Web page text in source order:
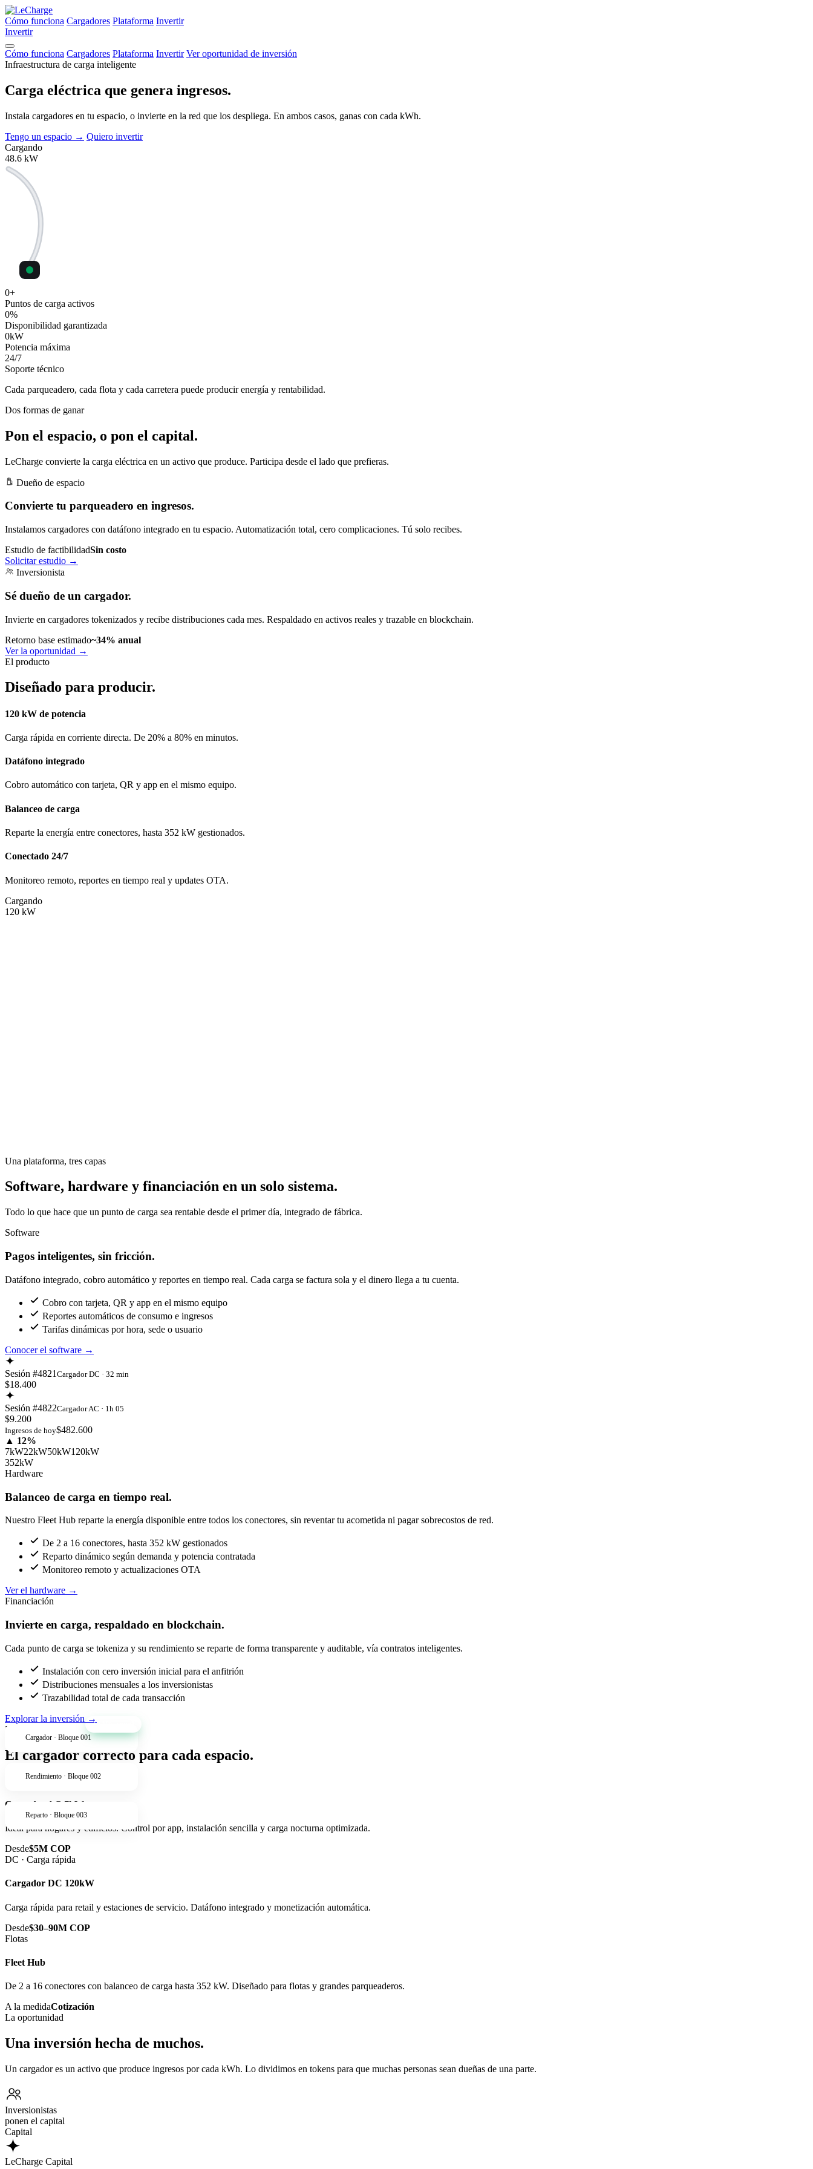
Cómo funciona Cargadores Plataforma Invertir
Invertir
Cómo funciona Cargadores Plataforma Invertir Ver oportunidad de inversión
Infraestructura de carga inteligente
Carga eléctrica que genera ingresos.
Instala cargadores en tu espacio, o invierte en la red que los despliega. En ambos casos, ganas con cada kWh.
Tengo un espacio → Quiero invertir
Cargando
48.6 kW
0+
Puntos de carga activos
0%
Disponibilidad garantizada
0kW
Potencia máxima
24/7
Soporte técnico
Cada parqueadero, cada flota y cada carretera puede producirenergía y rentabilidad.
Dos formas de ganar
Pon el espacio, o pon el capital.
LeCharge convierte la carga eléctrica en un activo que produce. Participa desde el lado que prefieras.
Dueño de espacio
Convierte tu parqueadero en ingresos.
Instalamos cargadores con datáfono integrado en tu espacio. Automatización total, cero complicaciones. Tú solo recibes.
Estudio de factibilidadSin costo
Solicitar estudio →
Inversionista
Sé dueño de un cargador.
Invierte en cargadores tokenizados y recibe distribuciones cada mes. Respaldado en activos reales y trazable en blockchain.
Retorno base estimado~34% anual
Ver la oportunidad →
El producto
Diseñado para producir.
120 kW de potencia
Carga rápida en corriente directa. De 20% a 80% en minutos.
Datáfono integrado
Cobro automático con tarjeta, QR y app en el mismo equipo.
Balanceo de carga
Reparte la energía entre conectores, hasta 352 kW gestionados.
Conectado 24/7
Monitoreo remoto, reportes en tiempo real y updates OTA.
Cargando
120 kW
Una plataforma, tres capas
Software, hardware y financiación en un solo sistema.
Todo lo que hace que un punto de carga sea rentable desde el primer día, integrado de fábrica.
Software
Pagos inteligentes, sin fricción.
Datáfono integrado, cobro automático y reportes en tiempo real. Cada carga se factura sola y el dinero llega a tu cuenta.
Cobro con tarjeta, QR y app en el mismo equipo
Reportes automáticos de consumo e ingresos
Tarifas dinámicas por hora, sede o usuario
Conocer el software →
Sesión #4821 Cargador DC · 32 min
$18.400
Sesión #4822Cargador AC · 1h 05
$9.200
Ingresos de hoy$482.600
▲ 12%
7kW22kW50kW120kW
352kW
Hardware
Balanceo de carga en tiempo real.
Nuestro Fleet Hub reparte la energía disponible entre todos los conectores, sin reventar tu acometida ni pagar sobrecostos de red.
De 2 a 16 conectores, hasta 352 kW gestionados
Reparto dinámico según demanda y potencia contratada
Monitoreo remoto y actualizaciones OTA
Ver el hardware →
Financiación
Invierte en carga, respaldado en blockchain.
Cada punto de carga se tokeniza y su rendimiento se reparte de forma transparente y auditable, vía contratos inteligentes.
Instalación con cero inversión inicial para el anfitrión
Distribuciones mensuales a los inversionistas
Trazabilidad total de cada transacción
Explorar la inversión →
+34% anual
Cargador · Bloque 001
Rendimiento · Bloque 002
Reparto · Bloque 003
Productos
El cargador correcto para cada espacio.
AC · Residencial
Cargador AC 7kW
Ideal para hogares y edificios. Control por app, instalación sencilla y carga nocturna optimizada.
Desde$5M COP
DC · Carga rápida
Cargador DC 120kW
Carga rápida para retail y estaciones de servicio. Datáfono integrado y monetización automática.
Desde$30–90M COP
Flotas
Fleet Hub
De 2 a 16 conectores con balanceo de carga hasta 352 kW. Diseñado para flotas y grandes parqueaderos.
A la medidaCotización
La oportunidad
Una inversión hecha de muchos.
Un cargador es un activo que produce ingresos por cada kWh. Lo dividimos en tokens para que muchas personas sean dueñas de una parte.
Inversionistas
ponen el capital
Capital
LeCharge Capital